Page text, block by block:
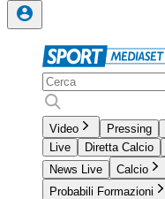
Video Pressing
Live
Diretta Calcio
News Live
Calcio
Probabili Formazioni